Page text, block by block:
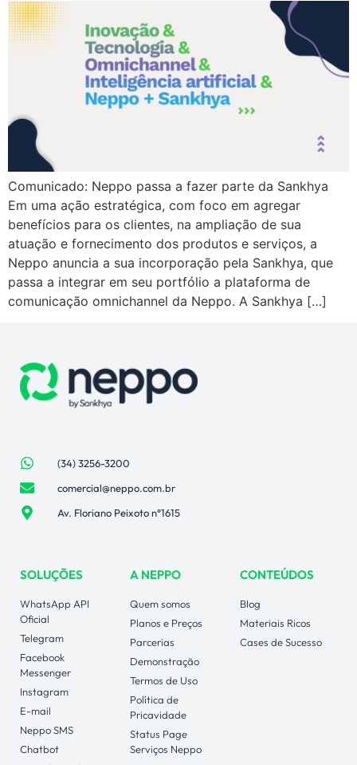
Comunicado: Neppo passa a fazer parte da Sankhya
Em uma ação estratégica, com foco em agregar
benefícios para os clientes, na ampliação de sua
atuação e fornecimento dos produtos e serviços, a
Neppo anuncia a sua incorporação pela Sankhya, que
passa a integrar em seu portfólio a plataforma de
comunicação omnichannel da Neppo. A Sankhya […]
(34) 3256-3200
comercial@neppo.com.br
Av. Floriano Peixoto n°1615
SOLUÇÕES
WhatsApp API
Oficial
Telegram
Facebook
Messenger
Instagram
E-mail
Neppo SMS
Chatbot
A NEPPO
Quem somos
Planos e Preços
Parcerias
Demonstração
Termos de Uso
Política de
Pricavidade
Status Page
Serviços Neppo
CONTEÚDOS
Blog
Materiais Ricos
Cases de Sucesso